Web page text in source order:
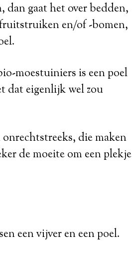
dan gaat het over bedden,
en/of -bomen,
moestuiniers is een poel
dat eigenlijk wel zou
die maken
de moeite om een plekje
een vijver en een poel.